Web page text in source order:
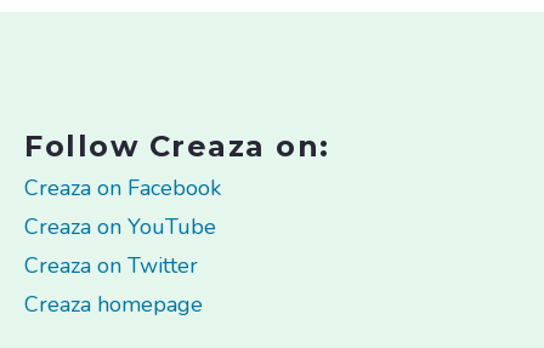
Follow Creaza on:
Creaza on Facebook
Creaza on YouTube
Creaza on Twitter
Creaza homepage